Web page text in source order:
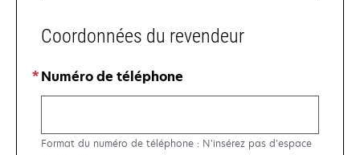
Coordonnées du revendeur
Numéro de téléphone
Format du numéro de téléphone : N’insérez pas d’espace